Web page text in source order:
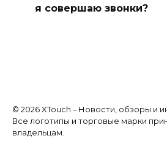
я совершаю звонки?
© 2026 XTouch – Новости, обзоры и
Все логотипы и торговые марки
владельцам.